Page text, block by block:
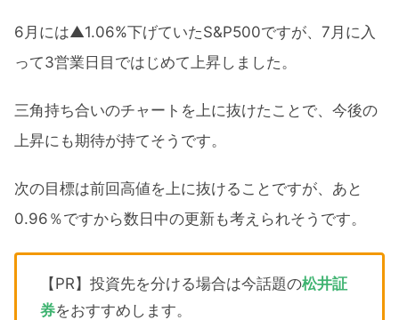
6月には▲1.06%下げていたS&P500ですが、7月に入
って3営業日目ではじめて上昇しました。
三角持ち合いのチャートを上に抜けたことで、今後の
上昇にも期待が持てそうです。
次の目標は前回高値を上に抜けることですが、あと
0.96％ですから数日中の更新も考えられそうです。
【PR】投資先を分ける場合は今話題の松井証
券をおすすめします。